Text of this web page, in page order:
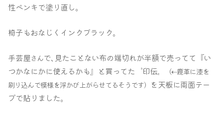
性ペンキで塗り直し｡
椅子もおなじくインクブラック｡
手芸屋さんで､見たことない布の端切れが半額で売ってて『い
つかなにかに使えるかも』と買ってた〝印伝〟
（⇠鹿革に漆を
刷り込んで模様を浮かび上がらせてるそうです） を天板に両面テー
プで貼りました｡